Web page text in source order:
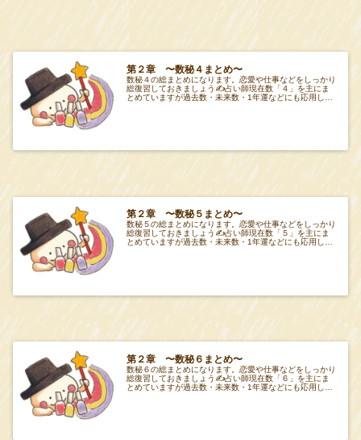
第２章 〜数秘４まとめ〜
数秘４の総まとめになります。恋愛や仕事などをしっかり
総復習しておきましょう✍️占い師現在数「４」を主にま
とめていますが過去数・未来数・1年運などにも応用して
第２章 〜数秘５まとめ〜
数秘５の総まとめになります。恋愛や仕事などをしっかり
総復習しておきましょう✍️占い師現在数「５」を主にま
とめていますが過去数・未来数・1年運などにも応用して
第２章 〜数秘６まとめ〜
数秘６の総まとめになります。恋愛や仕事などをしっかり
総復習しておきましょう✍️占い師現在数「６」を主にま
とめていますが過去数・未来数・1年運などにも応用して